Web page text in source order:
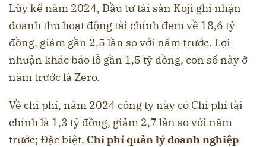
Lũy kế năm 2024, Đầu tư tài sản Koji ghi nhận
doanh thu hoạt động tài chính đem về 18,6 tỷ
đồng, giảm gần 2,5 lần so với năm trước. Lợi
nhuận khác báo lỗ gần 1,5 tỷ đồng, con số này ở
năm trước là Zero.
Về chi phí, năm 2024 công ty này có Chi phí tài
chính là 1,3 tỷ đồng, giảm 2,7 lần so với năm
trước; Đặc biệt, Chi phí quản lý doanh nghiệp